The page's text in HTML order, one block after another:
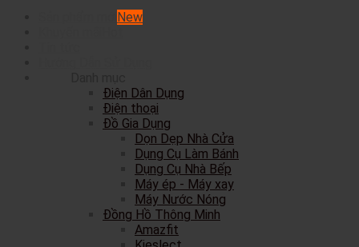
Điện Dân Dụng
Điện thoại
Đồ Gia Dụng
Dọn Dẹp Nhà Cửa
Dụng Cụ Làm Bánh
Dụng Cụ Nhà Bếp
Máy ép - Máy xay
Máy Nước Nóng
Đồng Hồ Thông Minh
Amazfit